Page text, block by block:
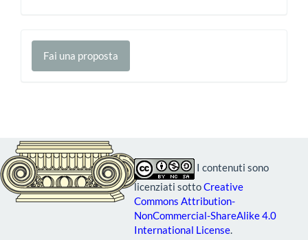
Fai
unaFai una proposta
I contenuti sono
licenziati sottoCreative
Commons Attribution-
NonCommercial-ShareAlike 4.0
International License